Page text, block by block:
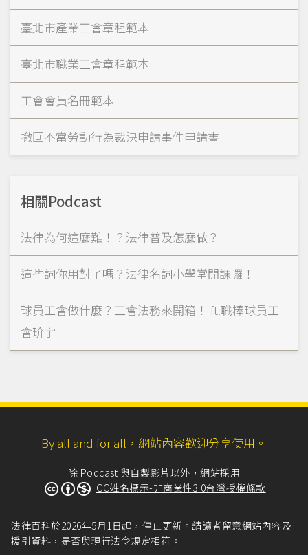
臺北市產業工會章程範本
臺北市職業工會章程範本
工會會員名冊範本
撤回不當勞動行為裁決申請事件申請書
相關Podcast
法律為何這麼難！？法律普及怎麼做？
這些詞你用對了嗎？法律名詞小學堂開課囉！
球員工會做什麼？工會法務來開箱！ ft.職棒球員工
會玠宇
By all and for all，網站內容歡迎分享使用。
除 Podcast 與自製影片以外，網站採用
CC姓名標示-非商業性3.0台灣授權條款
法律百科於2026年5月1日起，停止更新。請讀者留意網站內容及
援引資料，是否與現行法令規定相符。